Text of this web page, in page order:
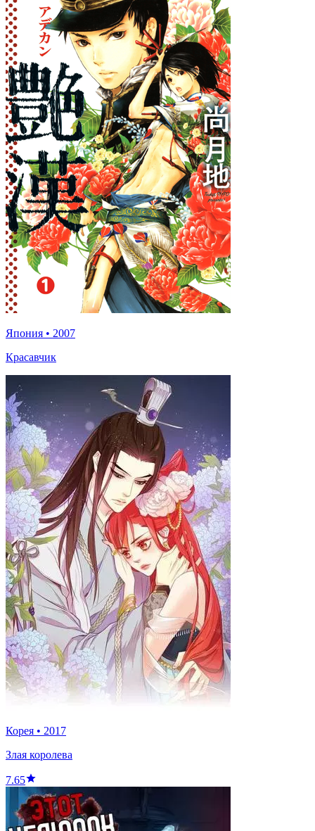
Япония • 2007
Красавчик
Корея • 2017
Злая королева
7.65